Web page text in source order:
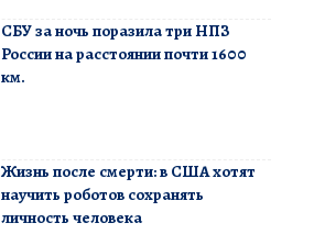
СБУ за ночь поразила три НПЗ
России на расстоянии почти 1600
км.
Жизнь после смерти: в США хотят
научить роботов сохранять
личность человека